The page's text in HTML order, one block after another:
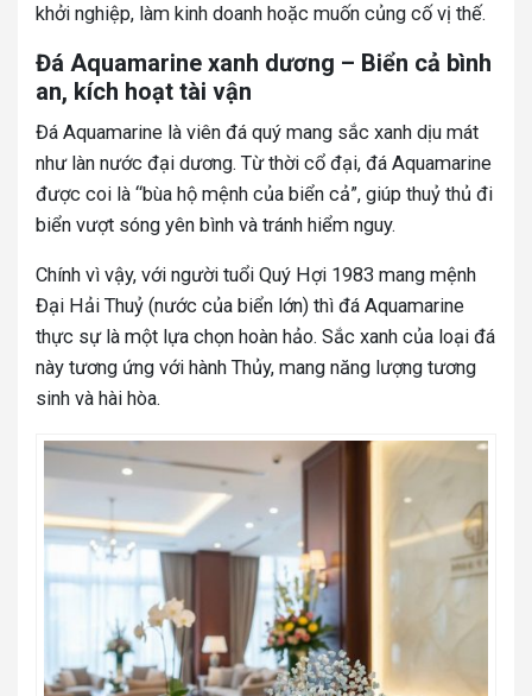
khởi nghiệp, làm kinh doanh hoặc muốn củng cố vị thế.
Đá Aquamarine xanh dương – Biển cả bình
an, kích hoạt tài vận
Đá Aquamarine là viên đá quý mang sắc xanh dịu mát
như làn nước đại dương. Từ thời cổ đại, đá Aquamarine
được coi là “bùa hộ mệnh của biển cả”, giúp thuỷ thủ đi
biển vượt sóng yên bình và tránh hiểm nguy.
Chính vì vậy, với người tuổi Quý Hợi 1983 mang mệnh
Đại Hải Thuỷ (nước của biển lớn) thì đá Aquamarine
thực sự là một lựa chọn hoàn hảo. Sắc xanh của loại đá
này tương ứng với hành Thủy, mang năng lượng tương
sinh và hài hòa.